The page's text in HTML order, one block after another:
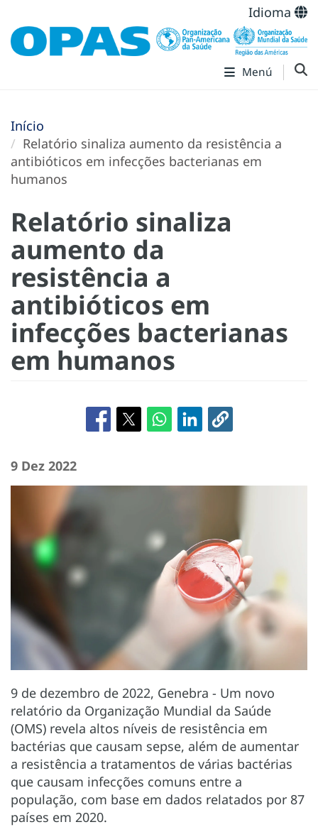
Idioma
Menú
Início
Relatório sinaliza aumento da resistência a
antibióticos em infecções bacterianas em
humanos
Relatório sinaliza
aumento da
resistência a
antibióticos em
infecções bacterianas
em humanos
9 Dez 2022
9 de dezembro de 2022, Genebra - Um novo
relatório da Organização Mundial da Saúde
(OMS) revela altos níveis de resistência em
bactérias que causam sepse, além de aumentar
a resistência a tratamentos de várias bactérias
que causam infecções comuns entre a
população, com base em dados relatados por 87
países em 2020.